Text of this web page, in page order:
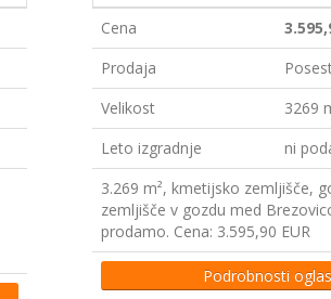
Cena
Prodaja
Velikost
3269
Leto izgradnje
ni
3.269 m², kmetijsko zemljišče,
zemljišče v gozdu med
prodamo. Cena: 3.595,90 EUR
Podrobnosti